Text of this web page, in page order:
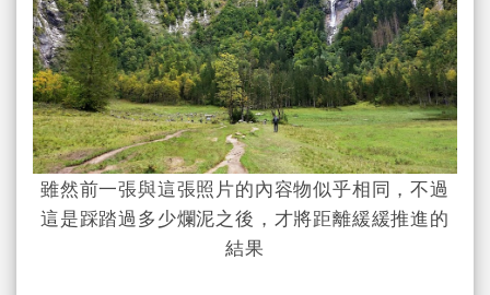
雖然前一張與這張照片的內容物似乎相同，不過
這是踩踏過多少爛泥之後，才將距離緩緩推進的
結果